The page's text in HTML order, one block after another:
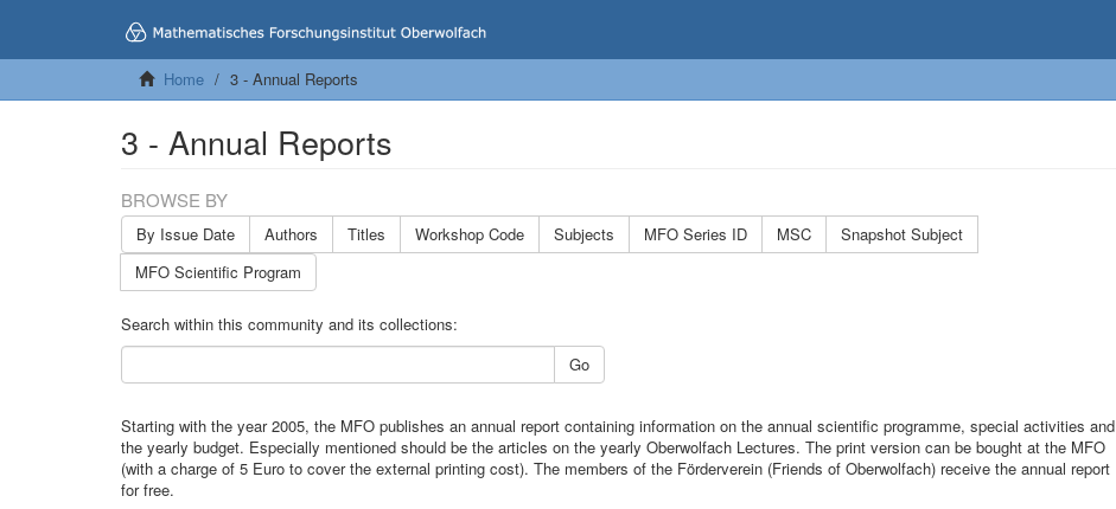
Home 3 - Annual Reports
3 - Annual Reports
BROWSE BY
By Issue Date Authors Titles Workshop Code Subjects MFO Series ID MSC
Snapshot Subject
MFO Scientific Program
Search within this community and its collections:
Go
Starting with the year 2005, the MFO publishes an annual report containing information on the annual scientific programme, special activities and
the yearly budget. Especially mentioned should be the articles on the yearly Oberwolfach Lectures. The print version can be bought at the MFO
(with a charge of 5 Euro to cover the external printing cost). The members of the Förderverein (Friends of Oberwolfach) receive the annual report
for free.